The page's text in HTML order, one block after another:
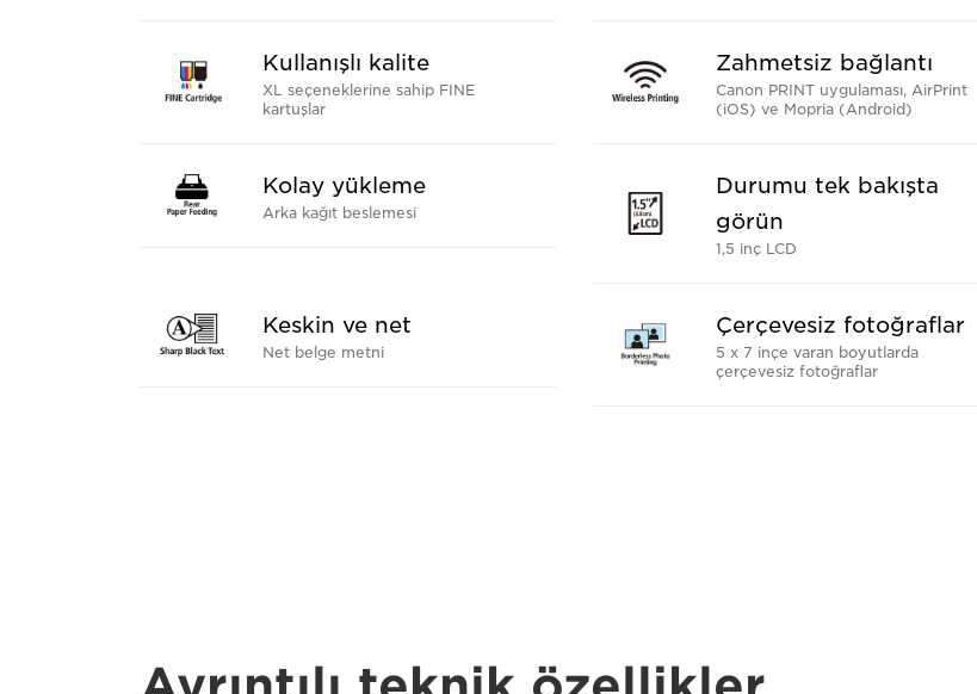
Kullanışlı kalite
XL seçeneklerine sahip FINE
kartuşlar
Zahmetsiz bağlantı
Canon PRINT uygulaması, AirPrint
(iOS) ve Mopria (Android)
Kolay yükleme
Arka kağıt beslemesi
Durumu tek bakışta
görün
1,5 inç LCD
Keskin ve net
Net belge metni
Çerçevesiz fotoğraflar
5 x 7 inçe varan boyutlarda
çerçevesiz fotoğraflar